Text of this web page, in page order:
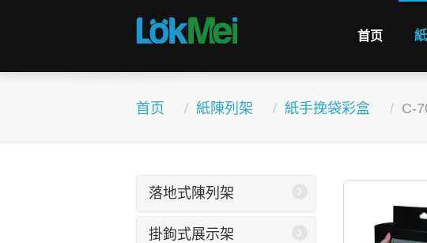
首页
首页 紙陳列架 紙手挽袋彩盒 C-
落地式陳列架
掛鉤式展示架